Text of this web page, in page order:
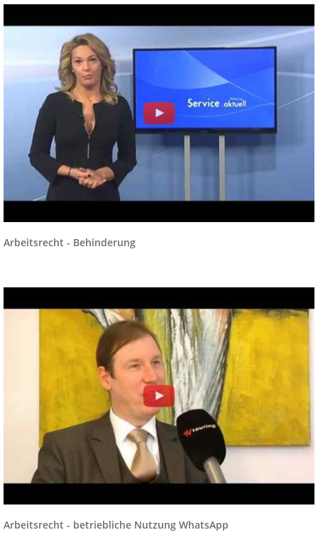
Arbeitsrecht - Behinderung
Arbeitsrecht - betriebliche Nutzung WhatsApp